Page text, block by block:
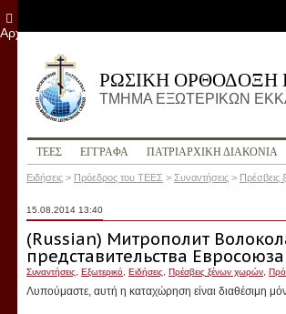
ΡΩΣΙΚΗ ΟΡΘΟΔΟΞΗ
ΤΜΗΜΑ ΕΞΩΤΕΡΙΚΩΝ
ΤΕΕΣ ΕΓΓΡΑΦΑ ПΑΤΡΙΑΡΧΙΚΗ ΔΙΑΚΟΝΙΑ
Ειδήσεις > Пρόεδρος του ΤΕΕΣ > Συναντήσεις >
15.08.2014 13:40
(Russian) Митрополит
представительства
Συναντήσεις Εξωτερικό Ειδήσεις Πρέσβεις ξένων χωρών
Λυπούμαστε, αυτή η καταχώρηση είναι διαθέσιμη
Αρχείο